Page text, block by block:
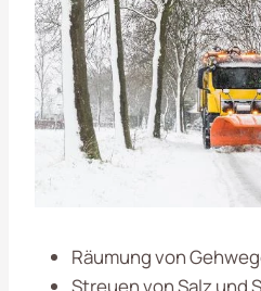
Räumung von
Streuen von Salz und